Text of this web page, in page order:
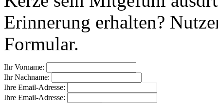
Erinnerung erhalten?
Formular.
Ihr Vorname:
Ihr Nachname:
Ihre Email-Adresse:
Ihre Email-Adresse: